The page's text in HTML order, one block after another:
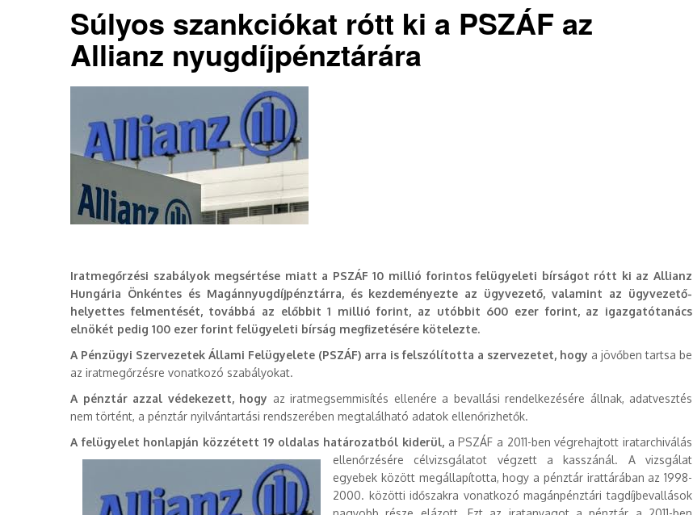
Súlyos szankciókat rótt ki a PSZÁF az
Allianz nyugdíjpénztárára
Iratmegőrzési szabályok megsértése miatt a PSZÁF 10 millió forintos felügyeleti bírságot rótt ki az Allianz
Hungária Önkéntes és Magánnyugdíjpénztárra, és kezdeményezte az ügyvezető, valamint az ügyvezető-
helyettes felmentését, továbbá az előbbit 1 millió forint, az utóbbit 600 ezer forint, az igazgatótanács
elnökét pedig 100 ezer forint felügyeleti bírság megfizetésére kötelezte.
A Pénzügyi Szervezetek Állami Felügyelete (PSZÁF) arra is felszólította a szervezetet, hogy a jövőben tartsa be
az iratmegőrzésre vonatkozó szabályokat.
A pénztár azzal védekezett, hogy az iratmegsemmisítés ellenére a bevallási rendelkezésére állnak, adatvesztés
nem történt, a pénztár nyilvántartási rendszerében megtalálható adatok ellenőrizhetők.
A felügyelet honlapján közzétett 19 oldalas határozatból kiderül,a PSZÁF a 2011-ben végrehajtottiratarchiválás
ellenőrzésére célvizsgálatot végzett a kasszánál. A vizsgálat
egyebek között megállapította, hogy a pénztár irattárában az 1998-
2000. közötti időszakra vonatkozó magánpénztári tagdíjbevallások